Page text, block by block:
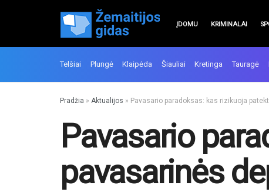
ĮDOMU KRIMINALAI
Telšiai Plungė Klaipėda Šiauliai Kretinga Tauragė
Pradžia » Aktualijos » Pavasario paradoksas: kas rizikuoja
Pavasario
pavasarinės